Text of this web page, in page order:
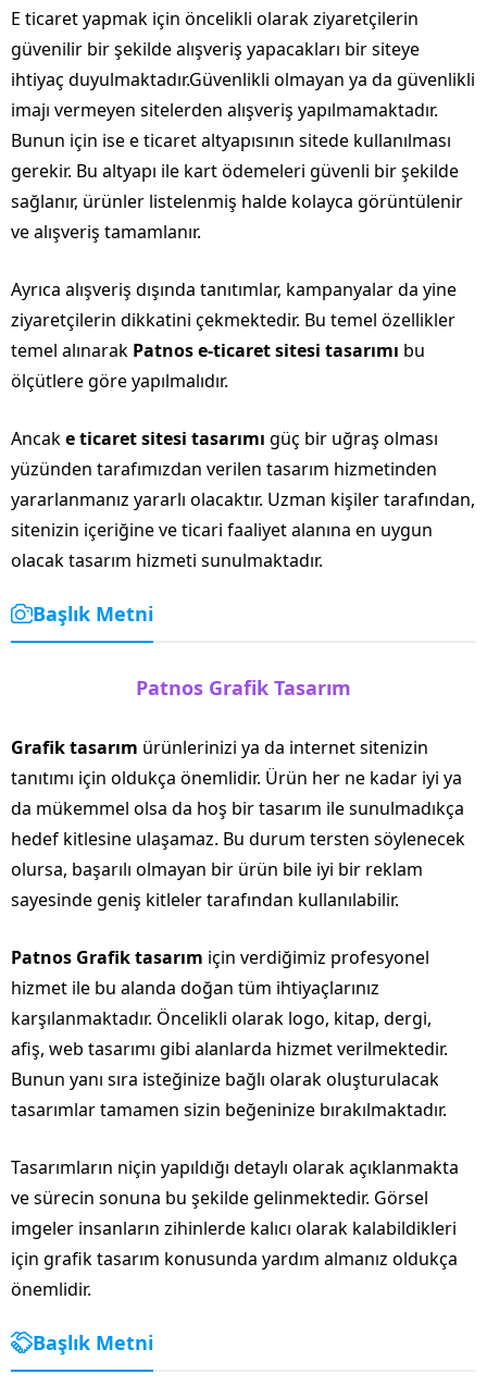
E ticaret yapmak için öncelikli olarak ziyaretçilerin
güvenilir bir şekilde alışveriş yapacakları bir siteye
ihtiyaç duyulmaktadır.Güvenlikli olmayan ya da güvenlikli
imajı vermeyen sitelerden alışveriş yapılmamaktadır.
Bunun için ise e ticaret altyapısının sitede kullanılması
gerekir. Bu altyapı ile kart ödemeleri güvenli bir şekilde
sağlanır, ürünler listelenmiş halde kolayca görüntülenir
ve alışveriş tamamlanır.
Ayrıca alışveriş dışında tanıtımlar, kampanyalar da yine
ziyaretçilerin dikkatini çekmektedir. Bu temel özellikler
temel alınarak Patnos e-ticaret sitesi tasarımı bu
ölçütlere göre yapılmalıdır.
Ancake ticaret sitesi tasarımı güç bir uğraş olması
yüzünden tarafımızdan verilen tasarım hizmetinden
yararlanmanız yararlı olacaktır. Uzman kişiler tarafından,
sitenizin içeriğine ve ticari faaliyet alanına en uygun
olacak tasarım hizmeti sunulmaktadır.
Başlık Metni
Patnos Grafik Tasarım
Grafik tasarım ürünlerinizi ya da internet sitenizin
tanıtımı için oldukça önemlidir. Ürün her ne kadar iyi ya
da mükemmel olsa da hoş bir tasarım ile sunulmadıkça
hedef kitlesine ulaşamaz. Bu durum tersten söylenecek
olursa, başarılı olmayan bir ürün bile iyi bir reklam
sayesinde geniş kitleler tarafından kullanılabilir.
Patnos Grafik tasarım için verdiğimiz profesyonel
hizmet ile bu alanda doğan tüm ihtiyaçlarınız
karşılanmaktadır. Öncelikli olarak logo, kitap, dergi,
afiş, web tasarımı gibi alanlarda hizmet verilmektedir.
Bunun yanı sıra isteğinize bağlı olarak oluşturulacak
tasarımlar tamamen sizin beğeninize bırakılmaktadır.
Tasarımların niçin yapıldığı detaylı olarak açıklanmakta
ve sürecin sonuna bu şekilde gelinmektedir. Görsel
imgeler insanların zihinlerde kalıcı olarak kalabildikleri
için grafik tasarım konusunda yardım almanız oldukça
önemlidir.
Başlık Metni